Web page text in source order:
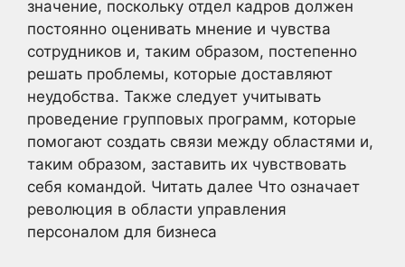
значение, поскольку отдел кадров должен
постоянно оценивать мнение и чувства
сотрудников и, таким образом, постепенно
решать проблемы, которые доставляют
неудобства. Также следует учитывать
проведение групповых программ, которые
помогают создать связи между областями и,
таким образом, заставить их чувствовать
себя командой. Читать далее Что означает
революция в области управления
персоналом для бизнеса